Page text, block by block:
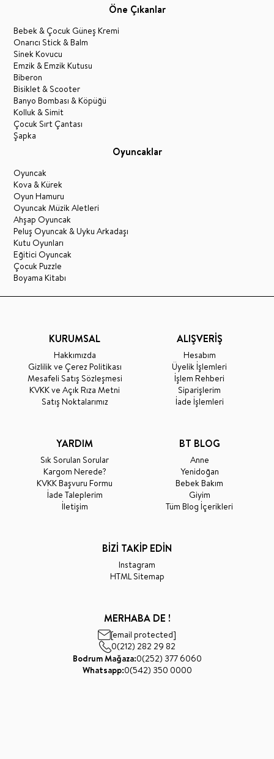
Öne Çıkanlar
Bebek & Çocuk Güneş Kremi
Onarıcı Stick & Balm
Sinek Kovucu
Emzik & Emzik Kutusu
Biberon
Bisiklet & Scooter
Banyo Bombası & Köpüğü
Kolluk & Simit
Çocuk Sırt Çantası
Şapka
Oyuncaklar
Oyuncak
Kova & Kürek
Oyun Hamuru
Oyuncak Müzik Aletleri
Ahşap Oyuncak
Peluş Oyuncak & Uyku Arkadaşı
Kutu Oyunları
Eğitici Oyuncak
Çocuk Puzzle
Boyama Kitabı
KURUMSAL
Hakkımızda
Gizlilik ve Çerez Politikası
Mesafeli Satış Sözleşmesi
KVKK ve Açık Rıza Metni
Satış Noktalarımız
ALIŞVERİŞ
Hesabım
Üyelik İşlemleri
İşlem Rehberi
Siparişlerim
İade İşlemleri
YARDIM
Sık Sorulan Sorular
Kargom Nerede?
KVKK Başvuru Formu
İade Taleplerim
İletişim
BT BLOG
Anne
Yenidoğan
Bebek Bakım
Giyim
Tüm Blog İçerikleri
BİZİ TAKİP EDİN
Instagram
HTML Sitemap
MERHABA DE !
[email protected]
0(212) 282 29 82
Bodrum Mağaza:0(252) 377 6060
Whatsapp:0(542) 350 0000